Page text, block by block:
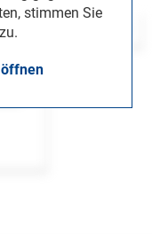
stimmen Sie